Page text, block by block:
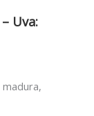
Uva: